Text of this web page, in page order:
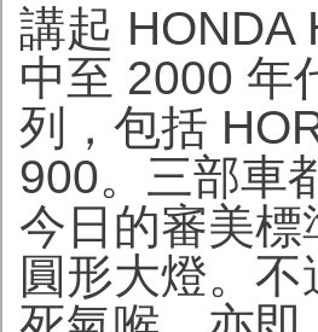
講起 HONDA
中至 2000 年
列，包括
900。三部車
今日的審美
圓形大燈。